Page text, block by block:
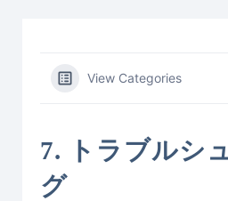
View Categories
7. トラブルシ
グ